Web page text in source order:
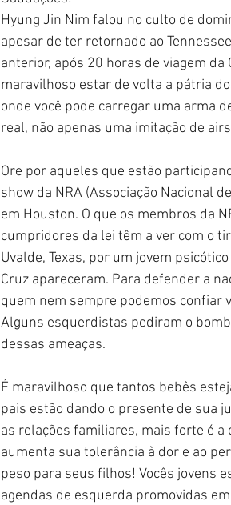
Hyung Jin Nim falou no culto de
apesar de ter retornado ao
anterior, após 20 horas de viagem da
maravilhoso estar de volta a pátria
onde você pode carregar uma arma
real, não apenas uma imitação de
Ore por aqueles que estão
show da NRA (Associação Nacional
em Houston. O que os membros da
cumpridores da lei têm a ver com o
Uvalde, Texas, por um jovem
Cruz apareceram. Para defender a
quem nem sempre podemos confiar
Alguns esquerdistas pediram o
dessas ameaças.
É maravilhoso que tantos bebês
pais estão dando o presente de sua
as relações familiares, mais forte é
aumenta sua tolerância à dor e ao
peso para seus filhos! Vocês jovens
agendas de esquerda promovidas